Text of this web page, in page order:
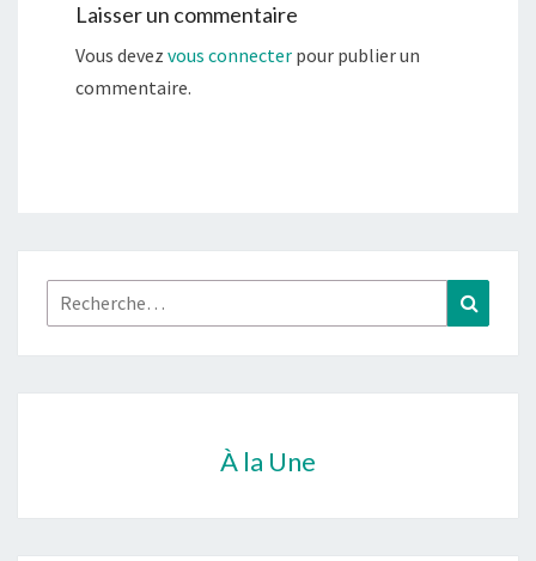
Laisser un commentaire
Vous devez vous connecter pour publier un
commentaire.
Rechercher :
À la Une